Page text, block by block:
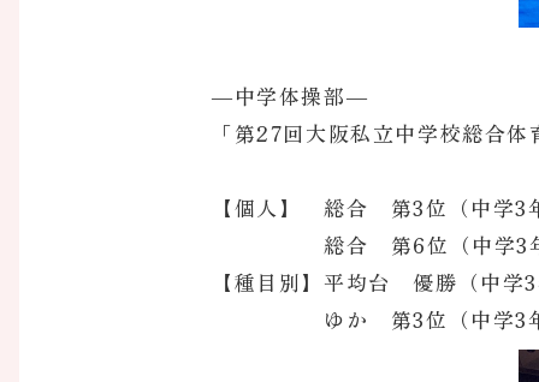
―中学体操部―
「第27回大阪私立中学校総合
【個人】 総合 第3位（中学3
総合 第6位（中学3年
【種目別】平均台 優勝（中学
ゆか 第3位（中学3年